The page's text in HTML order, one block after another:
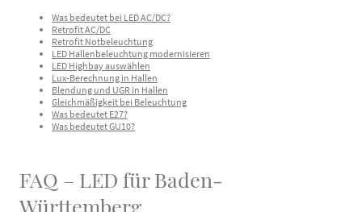
Was bedeutet bei LED AC/DC?
Retrofit AC/DC
Retrofit Notbeleuchtung
LED Hallenbeleuchtung modernisieren
LED Highbay auswählen
Lux-Berechnung in Hallen
Blendung und UGR in Hallen
Gleichmäßigkeit bei Beleuchtung
Was bedeutet E27?
Was bedeutet GU10?
FAQ – LED für Baden-
Württemberg